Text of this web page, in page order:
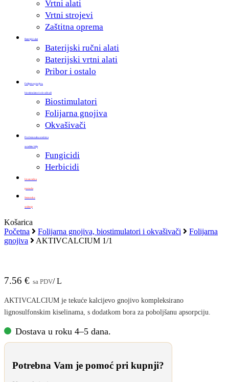
Vrtni alati
Vrtni strojevi
Zaštitna oprema
Baterijski alati
Baterijski ručni alati
Baterijski vrtni alati
Pribor i ostalo
Folijarna gnojiva,
biostimulatori i okvašivači
Biostimulatori
Folijarna gnojiva
Okvašivači
Profesionalna sredstva
za zaštitu bilja
Fungicidi
Herbicidi
Izvanredna
ponuda
Sezonsko
sniženje
Košarica
košaricu
Početna Folijarna gnojiva, biostimulatori i okvašivači
Folijarna
gnojiva
AKTIVCALCIUM 1/1
7.56 € sa PDV/ L
AKTIVCALCIUM je tekuće kalcijevo gnojivo kompleksirano
lignosulfonskim kiselinama, s dodatkom bora za poboljšanu apsorpciju.
Dostava u roku 4–5 dana.
Potrebna Vam je pomoć pri kupnji?